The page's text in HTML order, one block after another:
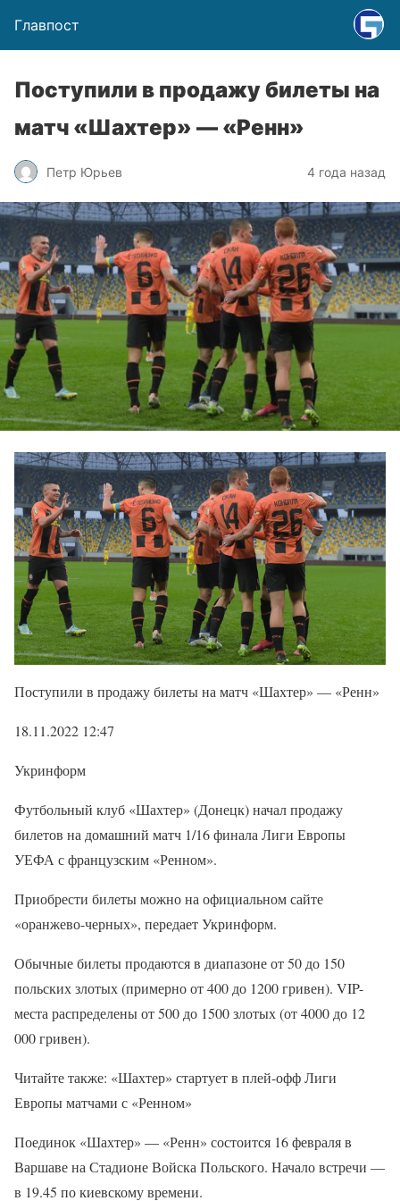
Главпост
Поступили в продажу билеты на
матч «Шахтер» — «Ренн»
Петр Юрьев 4 года назад
Поступили в продажу билеты на матч «Шахтер» — «Ренн»
18.11.2022 12:47
Укринформ
Футбольный клуб «Шахтер» (Донецк) начал продажу
билетов на домашний матч 1/16 финала Лиги Европы
УЕФА с французским «Ренном».
Приобрести билеты можно на официальном сайте
«оранжево-черных», передает Укринформ.
Обычные билеты продаются в диапазоне от 50 до 150
польских злотых (примерно от 400 до 1200 гривен). VIP-
места распределены от 500 до 1500 злотых (от 4000 до 12
000 гривен).
Читайте также: «Шахтер» стартует в плей-офф Лиги
Европы матчами с «Ренном»
Поединок «Шахтер» — «Ренн» состоится 16 февраля в
Варшаве на Стадионе Войска Польского. Начало встречи —
в 19.45 по киевскому времени.